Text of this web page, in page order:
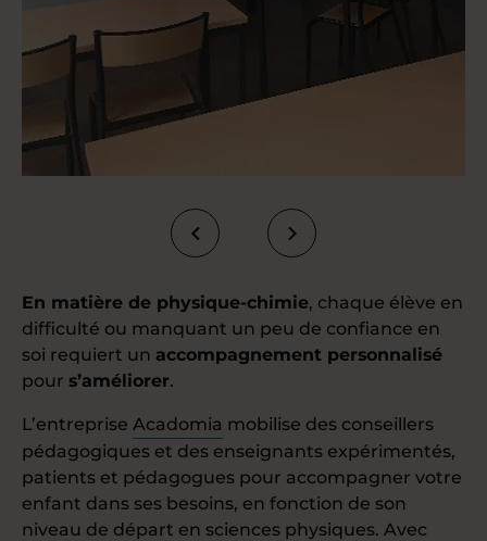
En matière de physique-chimie, chaque élève en
difficulté ou manquant un peu de confiance en
soi requiert un accompagnement personnalisé
pour s’améliorer.
L’entreprise Acadomia mobilise des conseillers
pédagogiques et des enseignants expérimentés,
patients et pédagogues pour accompagner votre
enfant dans ses besoins, en fonction de son
niveau de départ en sciences physiques. Avec